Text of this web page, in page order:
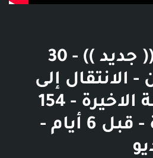
جني الطائف (( جديد )) - 30
و6 ثوان - الانتقال إلى
القناة - القصة الاخيرة - 154
ألف مشاهدة - قبل 6 أيام -